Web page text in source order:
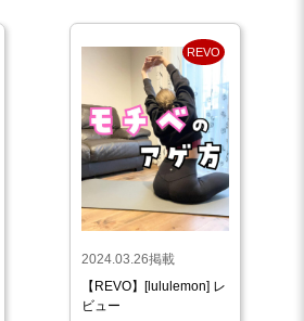
REVO
2024.03.26掲載
【REVO】[lululemon] レ
ビュー